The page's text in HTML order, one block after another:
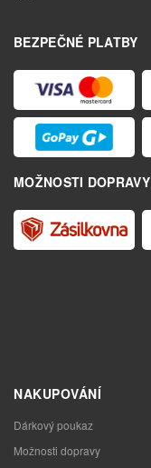
BEZPEČNÉ PLATBY
MOŽNOSTI DOPRAVY
NAKUPOVÁNÍ
Dárkový poukaz
Možnosti dopravy